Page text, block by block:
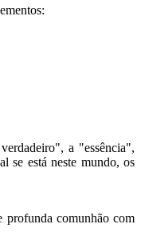
a "essência",
se está neste mundo, os
profunda comunhão com